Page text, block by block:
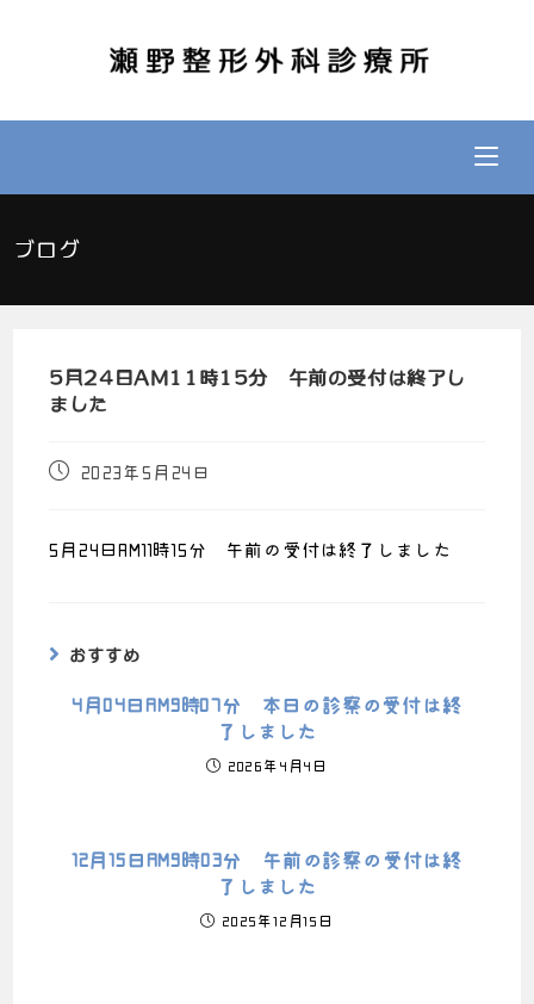
ブログ
5月24日AM11時15分 午前の受付は終了し
ました
2023年5月24日
5月24日AM11時15分 午前の受付は終了しました
おすすめ
4月04日AM9時07分 本日の診察の受付は終
了しました
2026年4月4日
12月15日AM9時03分 午前の診察の受付は終
了しました
2025年12月15日